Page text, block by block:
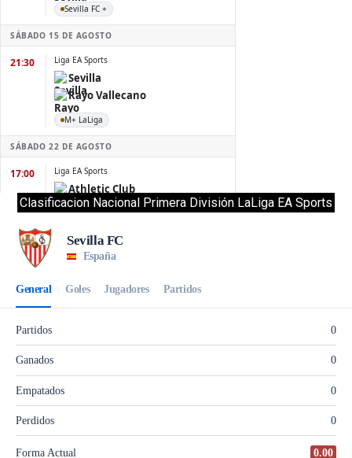
Clasificacion Nacional Primera División LaLiga EA Sports